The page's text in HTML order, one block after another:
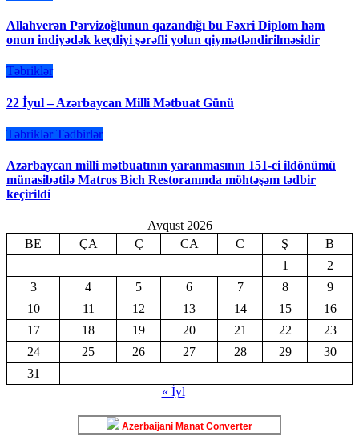
Allahverən Pərvizoğlunun qazandığı bu Fəxri Diplom həm
onun indiyədək keçdiyi şərəfli yolun qiymətləndirilməsidir
Təbriklər
22 İyul – Azərbaycan Milli Mətbuat Günü
Təbriklər Tədbirlər
Azərbaycan milli mətbuatının yaranmasının 151-ci ildönümü
münasibətilə Matros Bich Restoranında möhtəşəm tədbir
keçirildi
Avqust 2026
BE
ÇA Ç CA C Ş
B
1
2
3
4 5 6 7 8
9
10
11 12 13 14 15
16
17
18 19 20 21 22
23
24
25 26 27 28 29
30
31
« İyl
Azerbaijani Manat Converter